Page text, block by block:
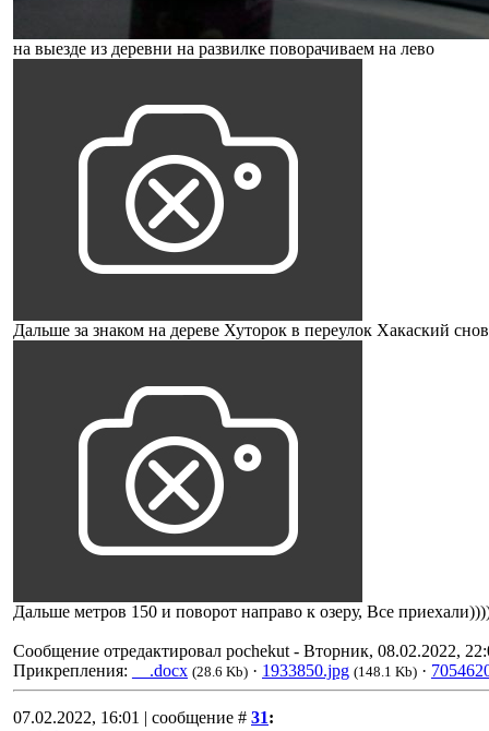
на выезде из деревни на развилке поворачиваем на лево
Дальше за знаком на дереве Хуторок в переулок Хакаский
Дальше метров 150 и поворот направо к озеру, Все
Сообщение отредактировал pochekut - Вторник, 08.02.2022,
Прикрепления:
__.docx (28.6 Kb) · 1933850.jpg (148.1 Kb) ·
07.02.2022, 16:01 | сообщение # 31: